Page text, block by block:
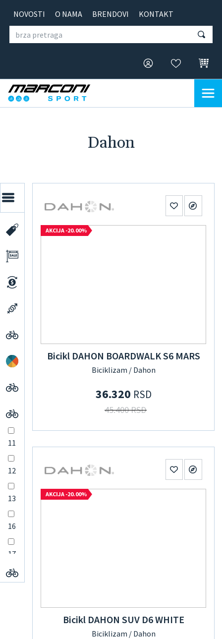
NOVOSTI O NAMA BRENDOVI KONTAKT
Dahon
11
12
13
16
17
18
AKCIJA -20.00%
Bicikl DAHON BOARDWALK S6 MARS
Biciklizam / Dahon
36.320 RSD
45.400 RSD
AKCIJA -20.00%
Bicikl DAHON SUV D6 WHITE
Biciklizam / Dahon